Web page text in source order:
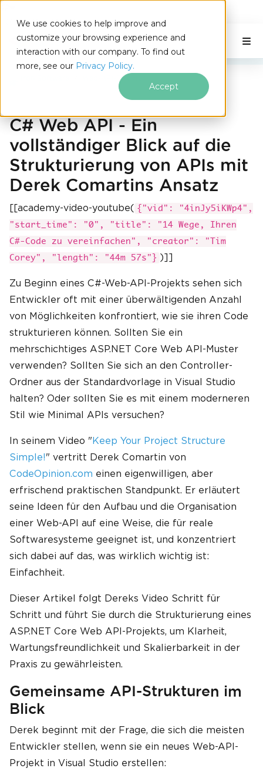
We use cookies to help improve and
customize your browsing experience and
interaction with our company. To find out
more, see our Privacy Policy.
Accept
IRONSOFTWARE
Zum Fußzeileninhalt springen
C# Application
Auf dieser Seite
Web-API-Struktur
C# Web API - Ein
vollständiger Blick auf die
Strukturierung von APIs mit
Derek Comartins Ansatz
[[academy-video-youtube( {"vid": "4inJy5iKWp4",
"start_time": "0", "title": "14 Wege, Ihren
C#-Code zu vereinfachen", "creator": "Tim
Corey", "length": "44m 57s"} )]]
Zu Beginn eines C#-Web-API-Projekts sehen sich
Entwickler oft mit einer überwältigenden Anzahl
von Möglichkeiten konfrontiert, wie sie ihren Code
strukturieren können. Sollten Sie ein
mehrschichtiges ASP.NET Core Web API-Muster
verwenden? Sollten Sie sich an den Controller-
Ordner aus der Standardvorlage in Visual Studio
halten? Oder sollten Sie es mit einem moderneren
Stil wie Minimal APIs versuchen?
In seinem Video "Keep Your Project Structure
Simple!" vertritt Derek Comartin von
CodeOpinion.com einen eigenwilligen, aber
erfrischend praktischen Standpunkt. Er erläutert
seine Ideen für den Aufbau und die Organisation
einer Web-API auf eine Weise, die für reale
Softwaresysteme geeignet ist, und konzentriert
sich dabei auf das, was wirklich wichtig ist:
Einfachheit.
Dieser Artikel folgt Dereks Video Schritt für
Schritt und führt Sie durch die Strukturierung eines
ASP.NET Core Web API-Projekts, um Klarheit,
Wartungsfreundlichkeit und Skalierbarkeit in der
Praxis zu gewährleisten.
Gemeinsame API-Strukturen im
Blick
Derek beginnt mit der Frage, die sich die meisten
Entwickler stellen, wenn sie ein neues Web-API-
Projekt in Visual Studio erstellen: